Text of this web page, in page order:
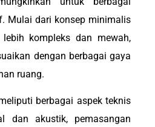
Mulai dari konsep minimalis
kompleks dan mewah,
dengan berbagai gaya
ruang.
berbagai aspek teknis
dan akustik, pemasangan